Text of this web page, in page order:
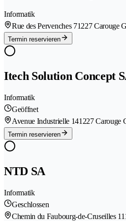
Informatik
Rue des Pervenches 71227 Carouge
Termin reservieren
Itech Solution Concept
Informatik
Geöffnet
Avenue Industrielle 141227 Carouge
Termin reservieren
NTD SA
Informatik
Geschlossen
Chemin du Faubourg-de-Cruseilles 11